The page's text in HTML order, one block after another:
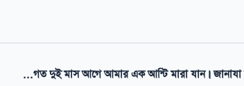
গত দুই মাস আগে আমার এক আন্টি মারা যান। জানাযা